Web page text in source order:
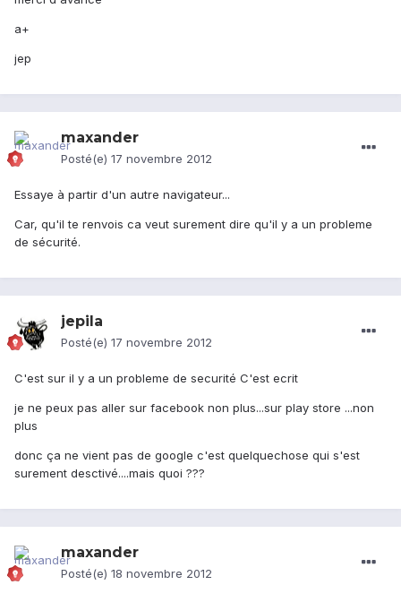
a+
jep
maxander
Posté(e) 17 novembre 2012
Essaye à partir d'un autre navigateur...
Car, qu'il te renvois ca veut surement dire qu'il y a un probleme
de sécurité.
jepila
Posté(e) 17 novembre 2012
C'est sur il y a un probleme de securité C'est ecrit
je ne peux pas aller sur facebook non plus...sur play store ...non
plus
donc ça ne vient pas de google c'est quelquechose qui s'est
surement desctivé....mais quoi ???
maxander
Posté(e) 18 novembre 2012